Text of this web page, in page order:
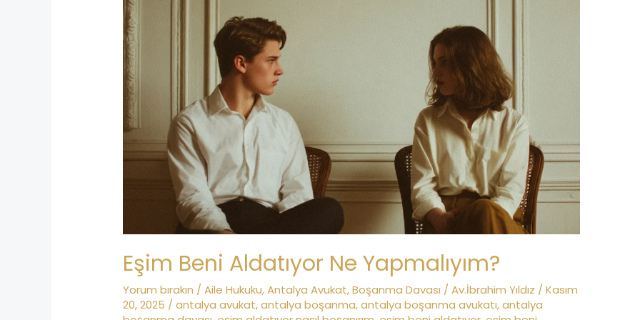
Eşim Beni Aldatıyor Ne Yapmalıyım?
Yorum bırakın /Aile Hukuku,Antalya Avukat,Boşanma Davası /Av.İbrahim Yıldız /Kasım
20, 2025 /antalya avukat,antalya boşanma,antalya boşanma avukatı,antalya
Beni
Aldatıyor
Ne
Yapmalıyım?